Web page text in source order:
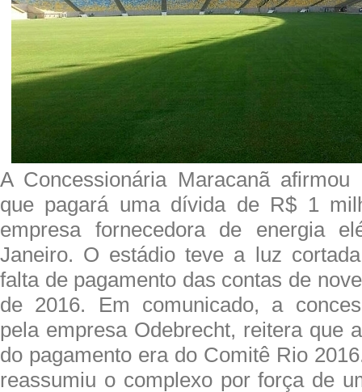
A Concessionária Maracanã afirmou
que pagará uma dívida de R$ 1
empresa fornecedora de energia
Janeiro. O estádio teve a luz
falta de pagamento das contas de
de 2016. Em comunicado, a
pela empresa Odebrecht, reitera que
do pagamento era do Comitê Rio
reassumiu o complexo por força de